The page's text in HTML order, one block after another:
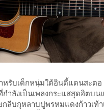
หรับเด็กหนุ่มใต้อินดี้แดนสะตอ
กำลังเป็นเพลงกระแสสุดฮิตบ
ลีบกุหลาบปูพรหมแดงก้าวเท้